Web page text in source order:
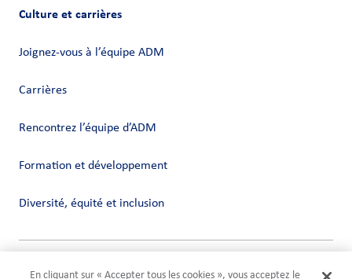
Culture et carrières
Joignez-vous à l’équipe ADM
Carrières
Rencontrez l’équipe d’ADM
Formation et développement
Diversité, équité et inclusion
Vie privée
En cliquant sur « Accepter tous les cookies », vous acceptez le